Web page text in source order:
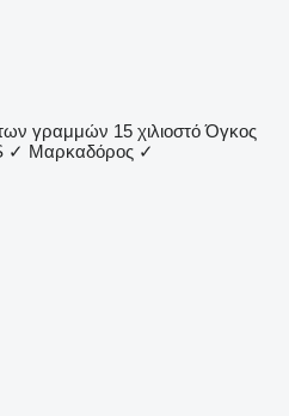
γραμμών 15 χιλιοστό Όγκος
✓ Μαρκαδόρος ✓